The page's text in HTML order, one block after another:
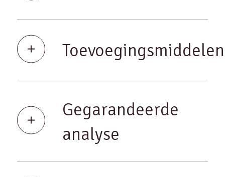
Toevoegingsmiddelen
Gegarandeerde
analyse